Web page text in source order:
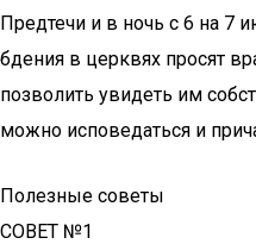
Предтечи и в ночь с 6 на 7
бдения в церквях просят
позволить увидеть им
можно исповедаться и
Полезные советы
СОВЕТ №1